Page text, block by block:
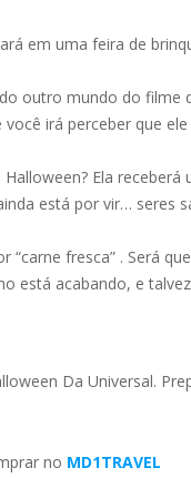
em uma feira de
outro mundo do filme
irá perceber que
Ela
está por vir… seres
fresca” . Será
está acabando, e
Da Universal.
no MD1TRAVEL